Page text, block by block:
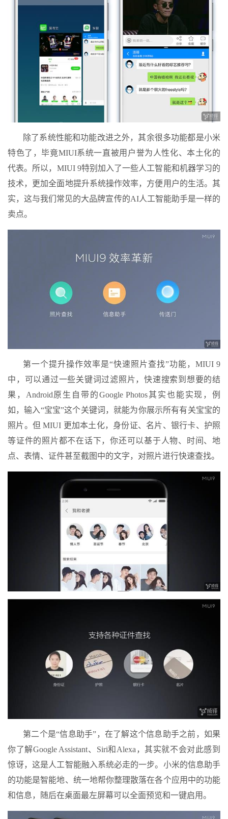
除了系统性能和功能改进之外，其余很多功能都是小米
特色了，毕竟MIUI系统一直被用户誉为人性化、本土化的
代表。所以，MIUI 9特别加入了一些人工智能和机器学习的
技术，更加全面地提升系统操作效率，方便用户的生活。其
实，这与我们常见的大品牌宣传的AI人工智能助手是一样的
卖点。
第一个提升操作效率是“快速照片查找”功能，MIUI 9
中，可以通过一些关键词过滤照片，快速搜索到想要的结
果，Android原生自带的Google Photos其实也能实现，例
如，输入“宝宝”这个关键词，就能为你展示所有有关宝宝的
照片。但 MIUI 更加本土化，身份证、名片、银行卡、护照
等证件的照片都不在话下，你还可以基于人物、时间、地
点、表情、证件甚至截图中的文字，对照片进行快速查找。
第二个是“信息助手”，在了解这个信息助手之前，如果
你了解Google Assistant、Siri和Alexa，其实就不会对此感到
惊讶，这是人工智能融入系统必走的一步。小米的信息助手
的功能是智能地、统一地帮你整理散落在各个应用中的功能
和信息，随后在桌面最左屏幕可以全面预览和一键启用。